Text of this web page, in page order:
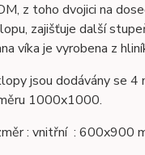
z toho dvojici na
zajišťuje další
víka je vyrobena z
jsou dodávány se 4
1000x1000.
: vnitřní : 600x900